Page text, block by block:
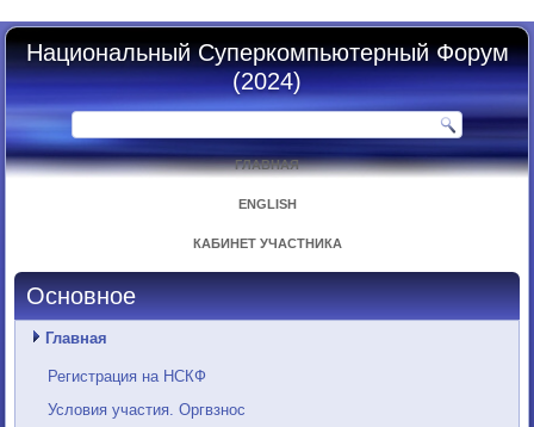
Национальный Суперкомпьютерный Форум
(2024)
ГЛАВНАЯ
ENGLISH
КАБИНЕТ УЧАСТНИКА
Основное
Главная
Регистрация на НСКФ
Условия участия. Оргвзнос